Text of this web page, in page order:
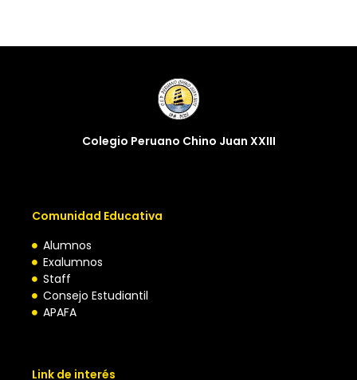
Colegio Peruano Chino Juan XXIII
Comunidad Educativa
Alumnos
Exalumnos
Staff
Consejo Estudiantil
APAFA
Link de interés